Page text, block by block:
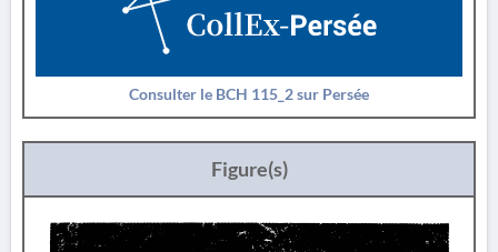
Consulter le BCH 115_2 sur Persée
Figure(s)